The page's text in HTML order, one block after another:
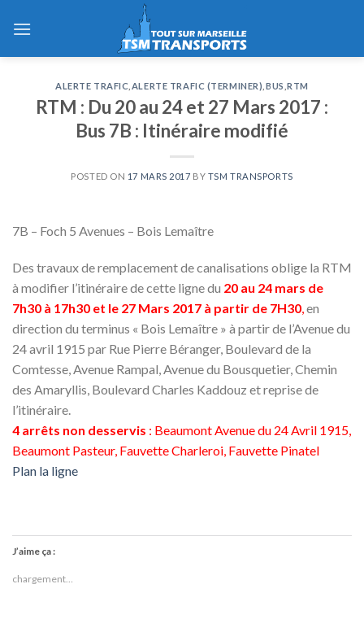
ALERTE TRAFIC ALERTE TRAFIC (TERMINER) BUS ,RTM
RTM : Du 20 au 24 et 27 Mars 2017 :
Bus 7B : Itinéraire modifié
POSTED ON 17 MARS 2017 BY TSM TRANSPORTS
7B – Foch 5 Avenues – Bois Lemaître
Des travaux de remplacement de canalisations oblige la RTM
à modifier l’itinéraire de cette ligne du 20 au 24 mars de
7h30 à 17h30 et le 27 Mars 2017 à partir de 7H30,en
direction du terminus « Bois Lemaître » à partir de l’Avenue du
24 avril 1915 par Rue Pierre Béranger, Boulevard de la
Comtesse, Avenue Rampal, Avenue du Bousquetier, Chemin
des Amaryllis, Boulevard Charles Kaddouz et reprise de
l’itinéraire.
4 arrêts non desservis : Beaumont Avenue du 24 Avril 1915,
Beaumont Pasteur, Fauvette Charleroi, Fauvette Pinatel
Plan la ligne
J’aime ça :
chargement…